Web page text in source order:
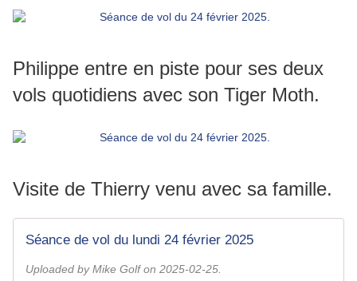
Philippe entre en piste pour ses deux
vols quotidiens avec son Tiger Moth.
Visite de Thierry venu avec sa famille.
Séance de vol du lundi 24 février 2025
Uploaded by Mike Golf on 2025-02-25.